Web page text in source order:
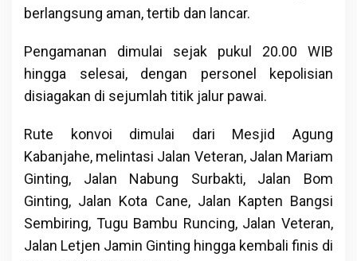
berlangsung aman, tertib dan lancar.
Pengamanan dimulai sejak pukul 20.00 WIB
hingga selesai, dengan personel kepolisian
disiagakan di sejumlah titik jalur pawai.
Rute konvoi dimulai dari Mesjid Agung
Kabanjahe, melintasi Jalan Veteran, Jalan Mariam
Ginting, Jalan Nabung Surbakti, Jalan Bom
Ginting, Jalan Kota Cane, Jalan Kapten Bangsi
Sembiring, Tugu Bambu Runcing, Jalan Veteran,
Jalan Letjen Jamin Ginting hingga kembali finis di